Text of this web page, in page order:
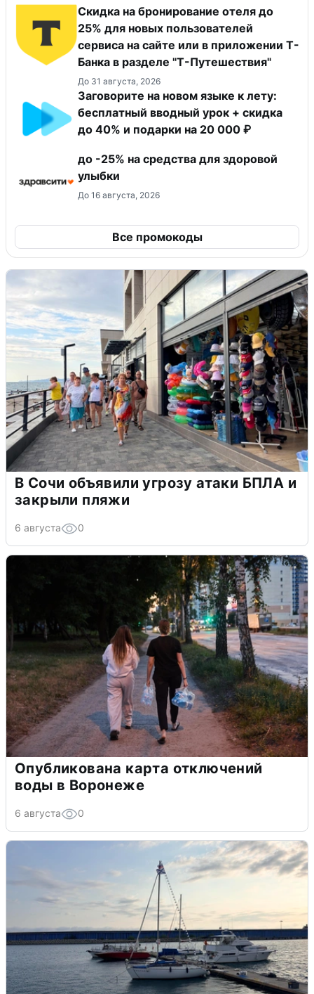
Скидка на бронирование отеля до
25% для новых пользователей
сервиса на сайте или в приложении Т-
Банка в разделе "Т-Путешествия"
До 31 августа, 2026
Заговорите на новом языке к лету:
бесплатный вводный урок + скидка
до 40% и подарки на 20 000 ₽
до -25% на средства для здоровой
улыбки
До 16 августа, 2026
Все промокоды
В Сочи объявили угрозу атаки БПЛА и
закрыли пляжи
6 августа 0
Опубликована карта отключений
воды в Воронеже
6 августа 0